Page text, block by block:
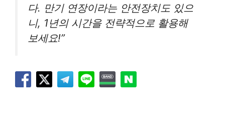
다. 만기 연장이라는 안전장치도 있으
니, 1년의 시간을 전략적으로 활용해
보세요!”